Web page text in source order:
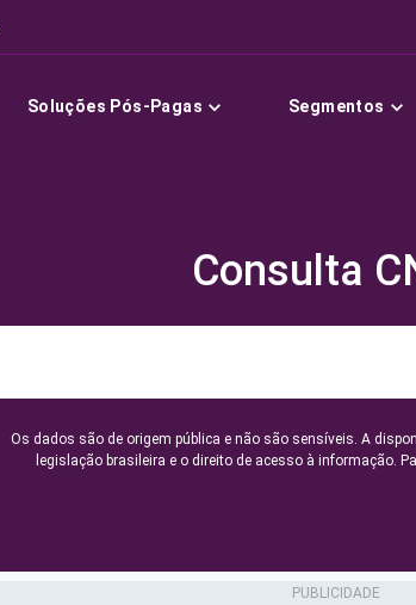
Soluções Pós-Pagas Segmentos
Consulta
Os dados são de origem pública e não são sensíveis. A
legislação brasileira e o direito de acesso à informação.